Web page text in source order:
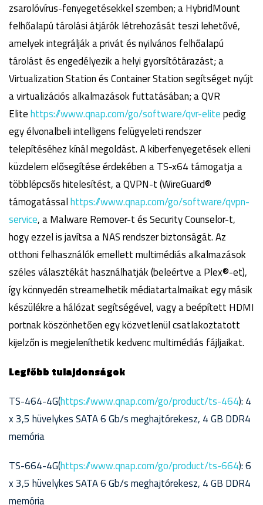
zsarolóvírus-fenyegetésekkel szemben; a HybridMount
felhőalapú tárolási átjárók létrehozását teszi lehetővé,
amelyek integrálják a privát és nyilvános felhőalapú
tárolást és engedélyezik a helyi gyorsítótárazást; a
Virtualization Station és Container Station segítséget nyújt
a virtualizációs alkalmazások futtatásában; a QVR
Elitehttps://www.qnap.com/go/software/qvr-elitepedig
egy élvonalbeli intelligens felügyeleti rendszer
telepítéséhez kínál megoldást. A kiberfenyegetések elleni
küzdelem elősegítése érdekében a TS-x64 támogatja a
többlépcsős hitelesítést, a QVPN-t (WireGuard®
támogatássalhttps://www.qnap.com/go/software/qvpn-
service, a Malware Remover-t és Security Counselor-t,
hogy ezzel is javítsa a NAS rendszer biztonságát. Az
otthoni felhasználók emellett multimédiás alkalmazások
széles választékát használhatják (beleértve a Plex®-et),
így könnyedén streamelhetik médiatartalmaikat egy másik
készülékre a hálózat segítségével, vagy a beépített HDMI
portnak köszönhetően egy közvetlenül csatlakoztatott
kijelzőn is megjeleníthetik kedvenc multimédiás fájljaikat.
Legfőbb tulajdonságok
TS-464-4G(https://www.qnap.com/go/product/ts-464): 4
x 3,5 hüvelykes SATA 6 Gb/s meghajtórekesz, 4 GB DDR4
memória
TS-664-4G(https://www.qnap.com/go/product/ts-664): 6
x 3,5 hüvelykes SATA 6 Gb/s meghajtórekesz, 4 GB DDR4
memória